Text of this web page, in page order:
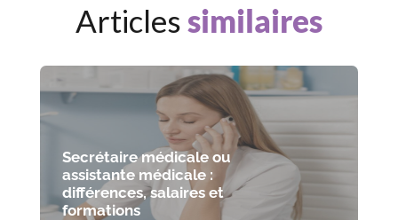
Articlessimilaires
Secrétaire médicale ou
assistante médicale :
différences, salaires et
formations